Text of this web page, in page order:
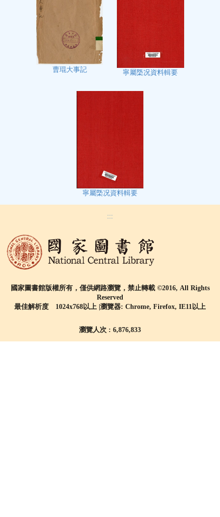
曹琨大事記 寧屬㮣况資料輯要
寧屬㮣况資料輯要
:::
國家圖書館版權所有，僅供網路瀏覽，禁止轉載 ©2016, All Rights
Reserved
最佳解析度 1024x768以上 |瀏覽器: Chrome, Firefox, IE11以上
瀏覽人次 : 6,876,833